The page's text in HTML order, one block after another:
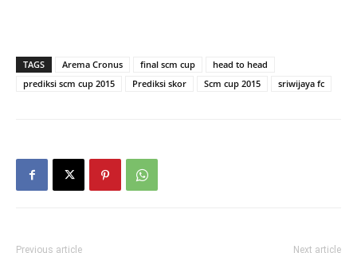
TAGS Arema Cronus final scm cup
head to head
prediksi scm cup 2015
Prediksi skor Scm cup 2015 sriwijaya fc
Previous article Next article